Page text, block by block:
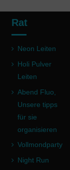
Rat
Neon Leiten
Holi Pulver
Leiten
Abend Fluo,
Unsere tipps
für sie
organisieren
Vollmondparty
Night Run